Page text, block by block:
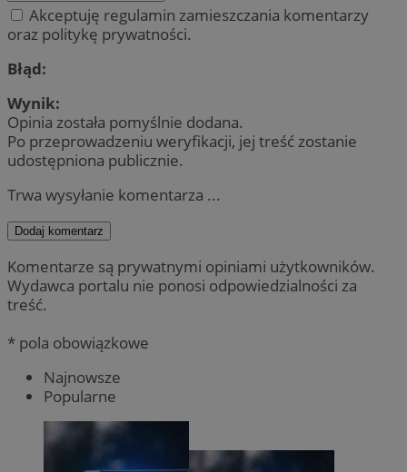
Akceptuję regulamin zamieszczania komentarzy
oraz politykę prywatności.
Błąd:
Wynik:
Opinia została pomyślnie dodana.
Po przeprowadzeniu weryfikacji, jej treść zostanie
udostępniona publicznie.
Trwa wysyłanie komentarza ...
Dodaj komentarz
Komentarze są prywatnymi opiniami użytkowników.
Wydawca portalu nie ponosi odpowiedzialności za
treść.
* pola obowiązkowe
Najnowsze
Popularne